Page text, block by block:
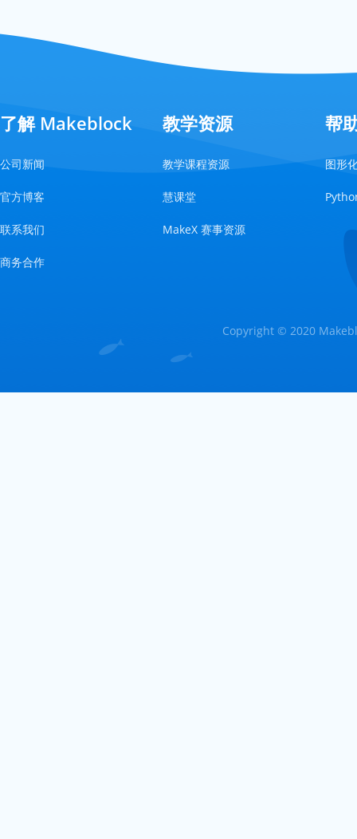
了解 Makeblock
公司新闻
官方博客
联系我们
商务合作
教学资源
教学课程资源
慧课堂
MakeX 赛事资源
帮
图形
Copyright © 2020